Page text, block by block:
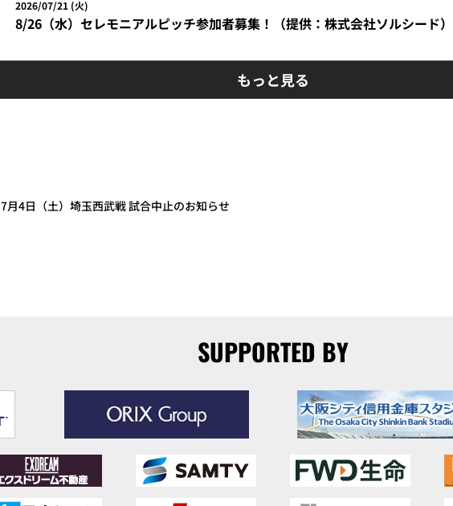
2026/07/21 (火)
8/26（水）セレモニアルピッチ参加者募集！（提供：株式会社ソルシード）
もっと見る
7月4日（土）埼玉西武戦 試合中止のお知らせ
SUPPORTED BY